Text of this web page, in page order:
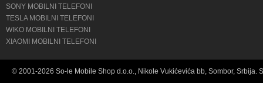
SONY MOBILNI TELEFONI
TESLA MOBILNI TELEFONI
WIKO MOBILNI TELEFONI
XIAOMI MOBILNI TELEFONI
© 2001-2026 So-le Mobile Shop d.o.o., Nikole Vukićevića bb, Sombor, Srbija.